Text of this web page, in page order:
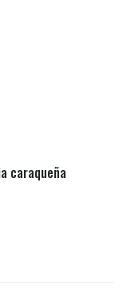
caraqueña